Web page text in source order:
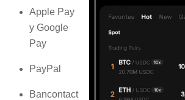
Apple Pay
y Google
Pay
PayPal
Bancontact